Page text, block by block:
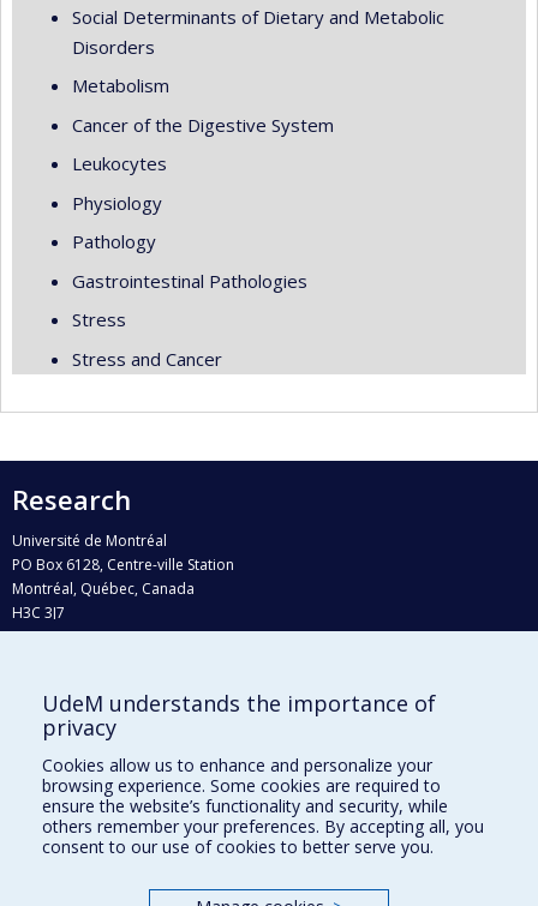
Social Determinants of Dietary and Metabolic
Disorders
Metabolism
Cancer of the Digestive System
Leukocytes
Physiology
Pathology
Gastrointestinal Pathologies
Stress
Stress and Cancer
Research
Université de Montréal
PO Box 6128, Centre-ville Station
Montréal, Québec, Canada
H3C 3J7
Who does what?
Find us
Site map
Accessibility
UdeM understands the importance of
privacy
Cookies allow us to enhance and personalize your
browsing experience. Some cookies are required to
ensure the website’s functionality and security, while
others remember your preferences. By accepting all, you
consent to our use of cookies to better serve you.